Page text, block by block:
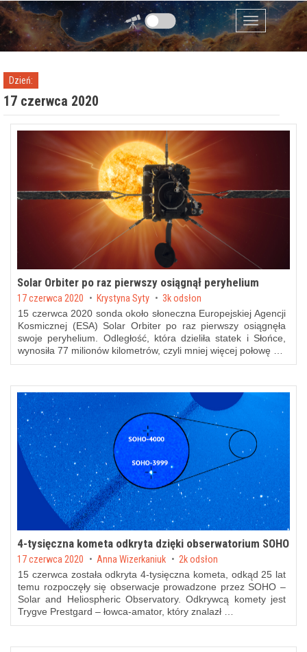
Przejdź do zawartości
Menu
Dzień:
17 czerwca 2020
Solar Orbiter po raz pierwszy osiągnął peryhelium
Posted on
17 czerwca 2020 byKrystyna Syty 3k odsłon
15 czerwca 2020 sonda około słoneczna Europejskiej Agencji
Kosmicznej (ESA) Solar Orbiter po raz pierwszy osiągnęła
swoje peryhelium. Odległość, która dzieliła statek i Słońce,
wynosiła 77 milionów kilometrów, czyli mniej więcej połowę …
4-tysięczna kometa odkryta dzięki obserwatorium SOHO
Posted on
17 czerwca 2020 by Anna Wizerkaniuk 2k odsłon
15 czerwca została odkryta 4-tysięczna kometa, odkąd 25 lat
temu rozpoczęły się obserwacje prowadzone przez SOHO –
Solar and Heliospheric Observatory. Odkrywcą komety jest
Trygve Prestgard – łowca-amator, który znalazł …